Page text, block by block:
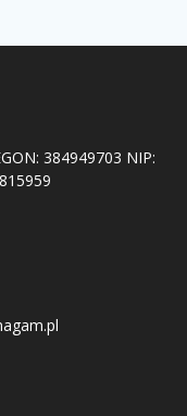
384949703 NIP: